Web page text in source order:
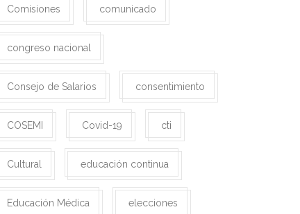
Comisiones comunicado
congreso nacional
Consejo de Salarios consentimiento
COSEMI Covid-19 cti
Cultural educación continua
Educación Médica elecciones